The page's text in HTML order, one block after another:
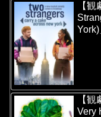
【
York)
【
Very